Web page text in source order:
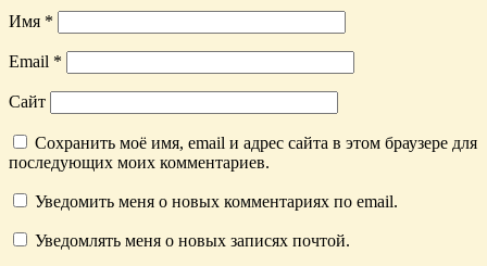
Имя *
Email *
Сайт
Сохранить моё имя, email и адрес сайта в этом браузере для
последующих моих комментариев.
Уведомить меня о новых комментариях по email.
Уведомлять меня о новых записях почтой.